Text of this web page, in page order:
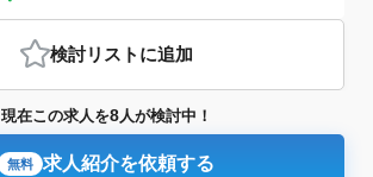
検討リスト に追加
現在この求人を8人が検討中！
無料 求人紹介を依頼する